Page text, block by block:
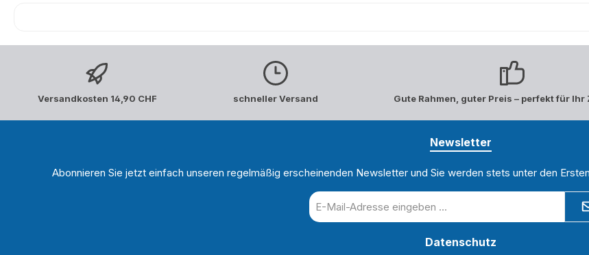
Versandkosten 14,90 CHF schneller Versand Gute Rahmen, guter Preis – perfekt für Ihr
Newsletter
Abonnieren Sie jetzt einfach unseren regelmäßig erscheinenden Newsletter und Sie werden stets unter den
E-
Mail-
Datenschutz